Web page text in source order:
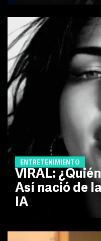
ENTRETENIMIENTO
VIRAL:
Así nació de
IA